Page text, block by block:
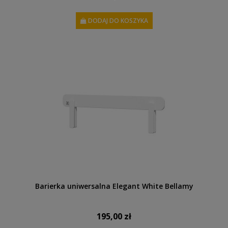
DODAJ DO KOSZYKA
Barierka uniwersalna Elegant White Bellamy
195,00 zł